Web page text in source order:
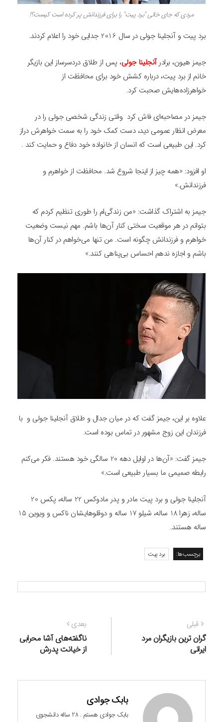
مردی که جای خالی “برد پیت” را برای فرزندانش پر کرده است کیست؟!
برد پیت و آنجلینا جولی در سال 2016 جدایی خود را اعلام کردند.
جیمز هیون، برادرآنجلینا جولی، پس از طلاق دردسرساز این بازیگر
خانم از برد پیت، درباره کشش خود برای محافظت از
خواهرزاده‌هایش صحبت کرد.
جیمز در مصاحبه‌ای فاش کرد وقتی زندگی شخصی جولی را در
معرض انظار عمومی دید، دست کمک خود را به سمت خواهرش دراز
کرد. این طبیعی است که انسان از خانواده خود دفاع و حمایت کند .
او افزود: «همه چیز از اینجا شروع شد. محافظت از خواهرم و
فرزندانش.»
جیمز به اشتراک گذاشت: «من زندگی‌ام را طوری تنظیم کردم که
بتوانم در هر موقعیت سختی کنار آن‌ها باشم. مهم نیست وضعیت
خواهرم و فرزندانش چگونه است. من تنها می‌خواهم در کنار آن‌ها
باشم و اجازه ندهم احساس بی‌پناهی کنند.»
علاوه بر این، جیمز گفت که در میان جدال و طلاق آنجلینا جولی و با
فرزندان این زوج مشهور در تماس بوده است.
جیمز گفت: «آن‌ها در اوایل دهه 20 سالگی خود هستند. فکر می‌کنم
رابطه صمیمی ما بسیار طبیعی است.»
آنجلینا جولی و برد پیت مادر و پدر مادوکس 22 ساله، پکس 20
ساله، زهرا 18 ساله، شیلو 17 ساله و دوقلوهایشان ناکس و ویوین 15
ساله هستند.
برچسب‌ها: برد پیت
راهبری
نوشته
قبلی
قبلی:
گران ترین بازیگران مرد
ایرانی
بعدی
بعدی:
ناگفته‌های آشا محرابی
از خیانت پدرش
بابک جوادی
بابک جوادی هستم . 28 ساله دانشجوی